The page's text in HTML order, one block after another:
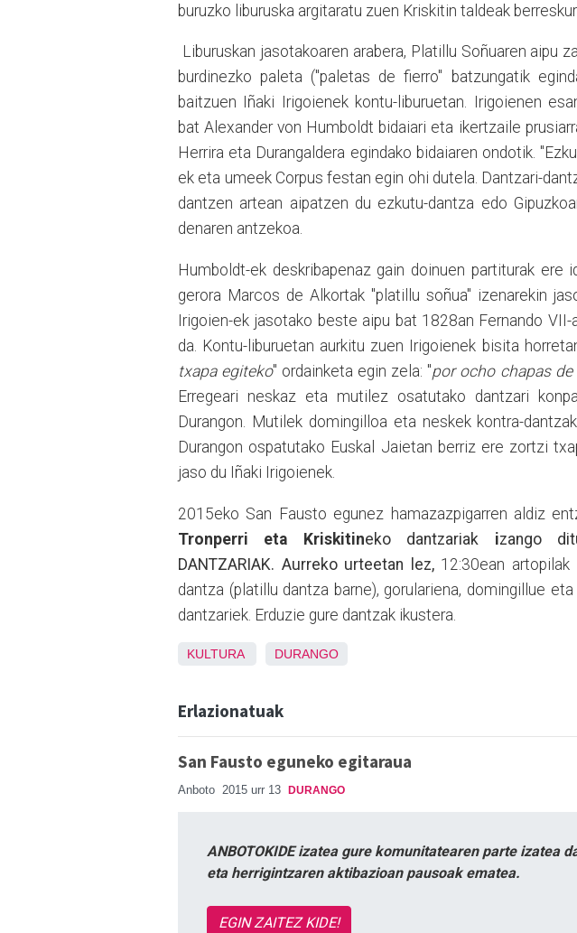
buruzko liburuska argitaratu zuen Kriskitin taldeak
Liburuskan jasotakoaren arabera, Platillu Soñuaren aipu
burdinezko paleta ("paletas de fierro" batzungatik
baitzuen Iñaki Irigoienek kontu-liburuetan. Irigoienen
bat Alexander von Humboldt bidaiari eta ikertzaile
Herrira eta Durangaldera egindako bidaiaren ondotik.
ek eta umeek Corpus festan egin ohi dutela. Dantzari-
dantzen artean aipatzen du ezkutu-dantza edo
denaren antzekoa.
Humboldt-ek deskribapenaz gain doinuen partiturak ere
gerora Marcos de Alkortak "platillu soñua" izenarekin
Irigoien-ek jasotako beste aipu bat 1828an Fernando
da. Kontu-liburuetan aurkitu zuen Irigoienek bisita
txapa egiteko" ordainketa egin zela: "por ocho chapas
Erregeari neskaz eta mutilez osatutako dantzari
Durangon. Mutilek domingilloa eta neskek kontra-
Durangon ospatutako Euskal Jaietan berriz ere zortzi
jaso du Iñaki Irigoienek.
2015eko San Fausto egunez hamazazpigarren aldiz
Tronperri eta Kriskitineko dantzariak izango
DANTZARIAK. Aurreko urteetan lez, 12:30ean artopilak
dantza (platillu dantza barne), gorulariena, domingillue
dantzariek. Erduzie gure dantzak ikustera.
KULTURA DURANGO
Erlazionatuak
San Fausto eguneko egitaraua
Anboto 2015 urr 13 DURANGO
ANBOTOKIDE izatea gure komunitatearen parte izatea
eta herrigintzaren aktibazioan pausoak ematea.
EGIN ZAITEZ KIDE!